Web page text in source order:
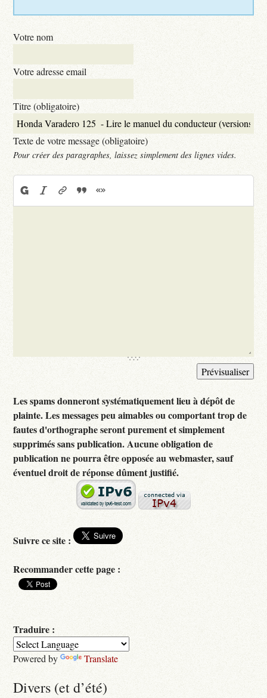
Votre nom
Votre adresse email
Titre (obligatoire)
Texte de votre message (obligatoire)
Pour créer des paragraphes, laissez simplement des lignes vides.
Les spams donneront systématiquement lieu à dépôt de
plainte. Les messages peu aimables ou comportant trop de
fautes d'orthographe seront purement et simplement
supprimés sans publication. Aucune obligation de
publication ne pourra être opposée au webmaster, sauf
éventuel droit de réponse dûment justifié.
Suivre ce site :
Recommander cette page :
Traduire :
Powered by Translate
Divers (et d’été)